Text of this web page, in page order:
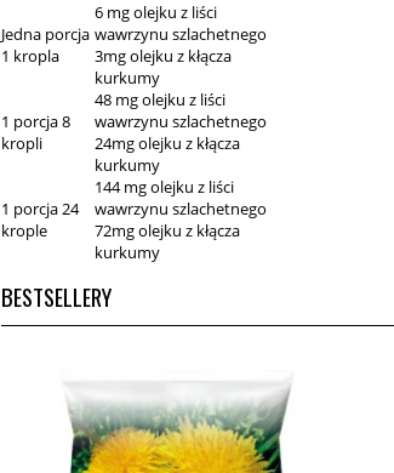
Jedna porcja
1 kropla
6 mg olejku z liści
wawrzynu szlachetnego
3mg olejku z kłącza
kurkumy
1 porcja 8
kropli
48 mg olejku z liści
wawrzynu szlachetnego
24mg olejku z kłącza
kurkumy
1 porcja 24
krople
144 mg olejku z liści
wawrzynu szlachetnego
72mg olejku z kłącza
kurkumy
BESTSELLERY